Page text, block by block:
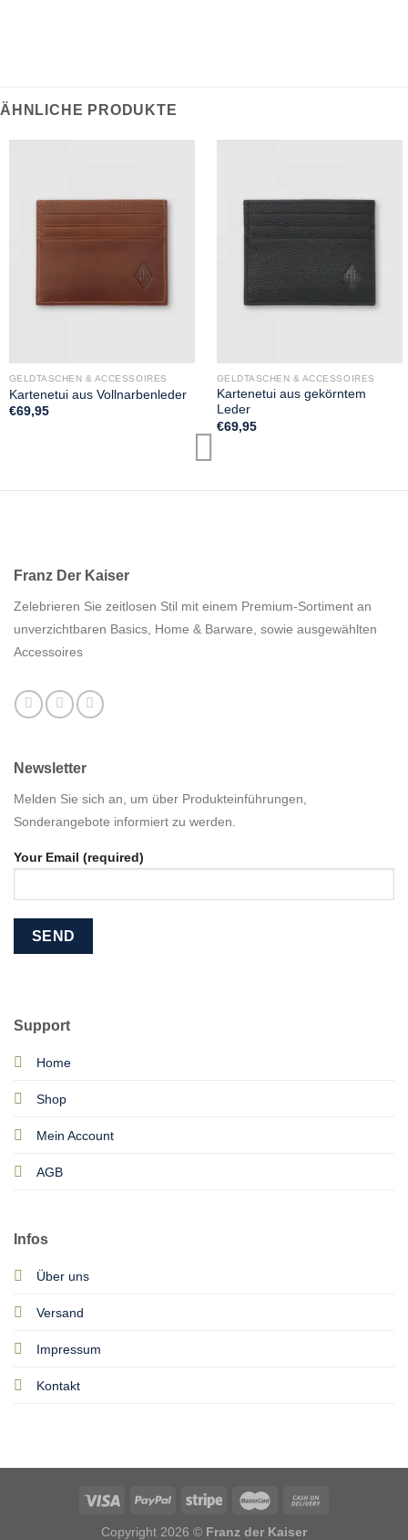
ÄHNLICHE PRODUKTE
GELDTASCHEN & ACCESSOIRES
Kartenetui aus Vollnarbenleder
€69,95
GELDTASCHEN & ACCESSOIRES
Kartenetui aus gekörntem
Leder
€69,95
Franz Der Kaiser
Zelebrieren Sie zeitlosen Stil mit einem Premium-Sortiment an
unverzichtbaren Basics, Home & Barware, sowie ausgewählten
Accessoires
Support
Home
Shop
Mein Account
AGB
Infos
Über uns
Versand
Impressum
Kontakt
Newsletter
Melden Sie sich an, um über Produkteinführungen,
Sonderangebote informiert zu werden.
Your Email (required)
Copyright 2026 © Franz der Kaiser